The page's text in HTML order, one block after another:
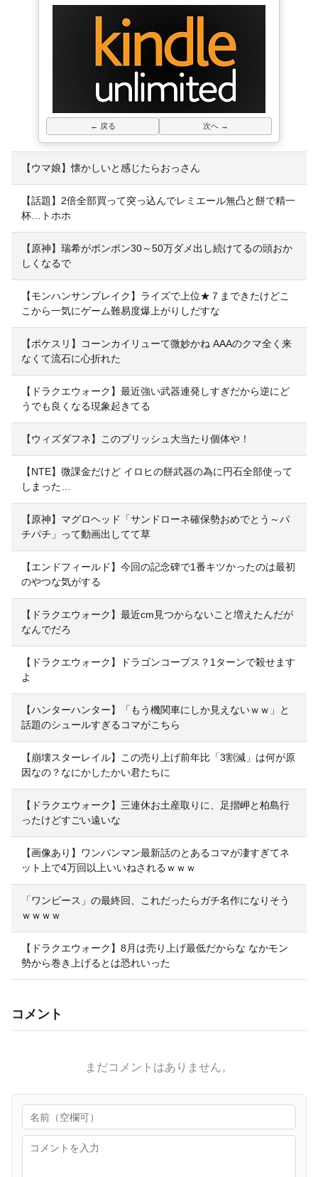
← 戻る 次へ →
【ウマ娘】懐かしいと感じたらおっさん
【話題】2倍全部買って突っ込んでレミエール無凸と餅で精一
杯…トホホ
【原神】瑞希がポンポン30～50万ダメ出し続けてるの頭おか
しくなるで
【モンハンサンブレイク】ライズで上位★７まできたけどこ
こから一気にゲーム難易度爆上がりしだすな
【ポケスリ】コーンカイリューて微妙かね AAAのクマ全く来
なくて流石に心折れた
【ドラクエウォーク】最近強い武器連発しすぎだから逆にど
うでも良くなる現象起きてる
【ウィズダフネ】このプリッシュ大当たり個体や！
【NTE】微課金だけど イロヒの餅武器の為に円石全部使って
しまった…
【原神】マグロヘッド「サンドローネ確保勢おめでとう～パ
チパチ」って動画出してて草
【エンドフィールド】今回の記念碑で1番キツかったのは最初
のやつな気がする
【ドラクエウォーク】最近cm見つからないこと増えたんだが
なんでだろ
【ドラクエウォーク】ドラゴンコープス？1ターンで殺せます
よ
【ハンターハンター】「もう機関車にしか見えないｗｗ」と
話題のシュールすぎるコマがこちら
【崩壊スターレイル】この売り上げ前年比「3割減」は何が原
因なの？なにかしたかい君たちに
【ドラクエウォーク】三連休お土産取りに、足摺岬と柏島行
ったけどすごい遠いな
【画像あり】ワンパンマン最新話のとあるコマが凄すぎてネ
ット上で4万回以上いいねされるｗｗｗ
「ワンピース」の最終回、これだったらガチ名作になりそう
ｗｗｗｗ
【ドラクエウォーク】8月は売り上げ最低だからな なかモン
勢から巻き上げるとは恐れいった
コメント
まだコメントはありません。